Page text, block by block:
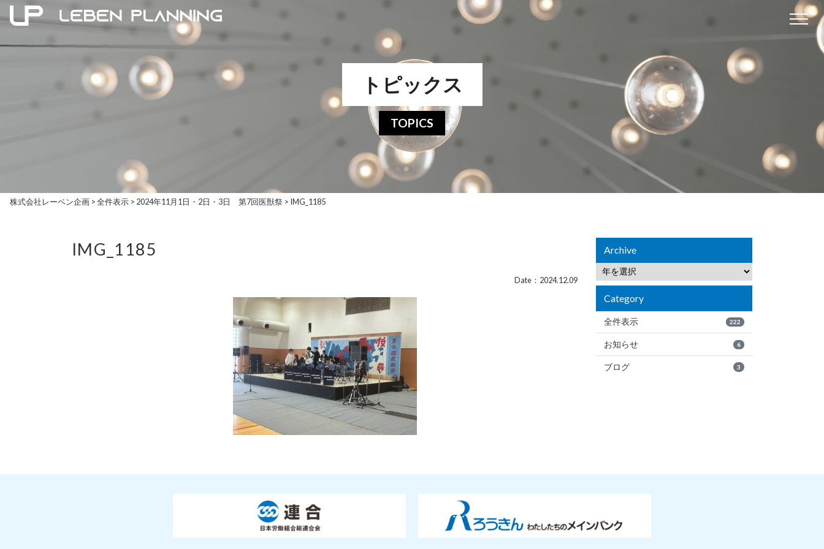
トピックス
TOPICS
株式会社レーベン企画 >全件表示 > 2024年11月1日・2日・3日 第7回医獣祭 > IMG_1185
IMG_1185
Date：2024.12.09
Archive
Category
全件表示 222
お知らせ 6
ブログ 3